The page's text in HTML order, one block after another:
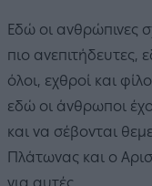
Εδώ οι ανθρώπινες
πιο ανεπιτήδευτες,
όλοι, εχθροί και
εδώ οι άνθρωποι
και να σέβονται
Πλάτωνας και ο